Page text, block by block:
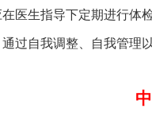
医生指导下定期进行体检
自我调整、自我管理